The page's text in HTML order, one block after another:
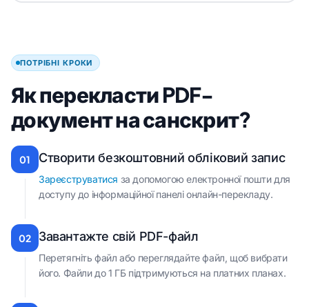
ПОТРІБНІ КРОКИ
Як перекласти PDF-
документ на санскрит?
01 Створити безкоштовний обліковий запис
Зареєструватися за допомогою електронної пошти для
доступу до інформаційної панелі онлайн-перекладу.
02 Завантажте свій PDF-файл
Перетягніть файл або переглядайте файл, щоб вибрати
його. Файли до 1 ГБ підтримуються на платних планах.